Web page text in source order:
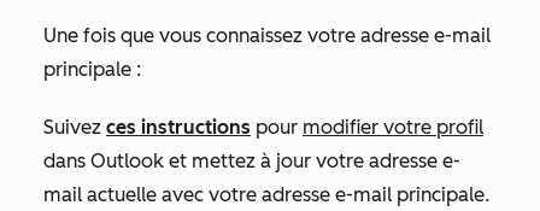
Une fois que vous connaissez votre adresse e-mail
principale :
Suivez ces instructions pour modifier votre profil
dans Outlook et mettez à jour votre adresse e-
mail actuelle avec votre adresse e-mail principale.